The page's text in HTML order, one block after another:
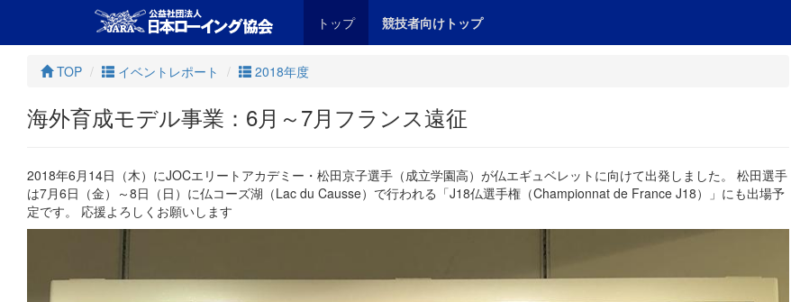
トップ 競技者向けトップ
TOP イベントレポート 2018年度
海外育成モデル事業：6月～7月フランス遠征
2018年6月14日（木）にJOCエリートアカデミー・松田京子選手（成立学園高）が仏エギュベレットに向けて出発しました。 松田選手
は7月6日（金）～8日（日）に仏コーズ湖（Lac du Causse）で行われる「J18仏選手権（Championnat de France J18）」にも出場予
定です。 応援よろしくお願いします